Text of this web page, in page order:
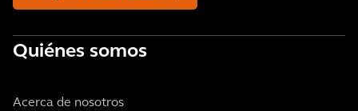
Quiénes somos
Acerca de nosotros